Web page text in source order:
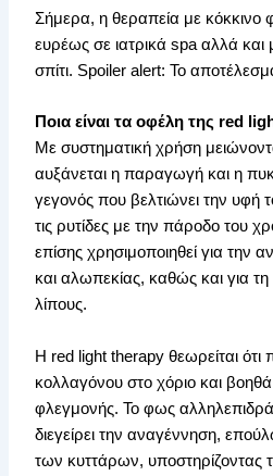
Σήμερα, η θεραπεία με κόκκινο
ευρέως σε ιατρικά spa αλλά και
σπίτι. Spoiler alert: Το
Ποια είναι τα οφέλη της red
Με συστηματική χρήση
αυξάνεται η παραγωγή και η
γεγονός που βελτιώνει την υφή
τις ρυτίδες με την πάροδο του
επίσης χρησιμοποιηθεί για την
και αλωπεκίας, καθώς και για
λίπους.
Η red light therapy θεωρείται ότι
κολλαγόνου στο χόριο και
φλεγμονής. Το φως
διεγείρει την αναγέννηση,
των κυττάρων,